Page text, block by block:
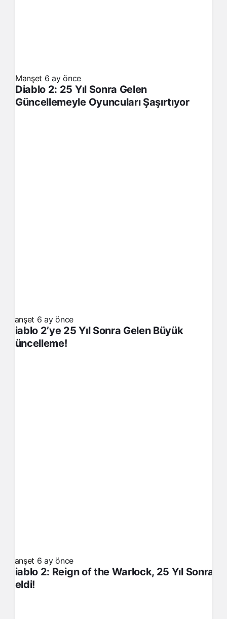
Manşet 6 ay önce
Diablo 2: 25 Yıl Sonra Gelen
Güncellemeyle Oyuncuları Şaşırtıyor
Manşet 6 ay önce
Diablo 2’ye 25 Yıl Sonra Gelen Büyük
Güncelleme!
Manşet 6 ay önce
Diablo 2: Reign of the Warlock, 25 Yıl Sonra
Geldi!